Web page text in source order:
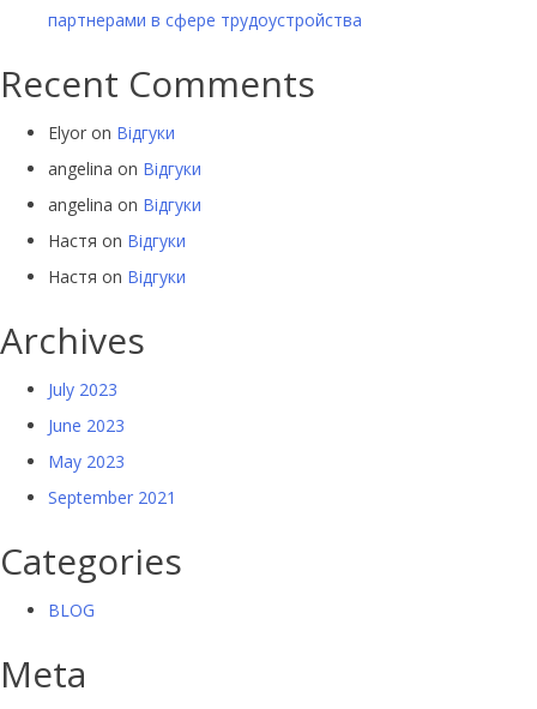
партнерами в сфере трудоустройства
Recent Comments
Elyor on Відгуки
angelina on Відгуки
angelina on Відгуки
Настя on Відгуки
Настя on Відгуки
Archives
July 2023
June 2023
May 2023
September 2021
Categories
BLOG
Meta